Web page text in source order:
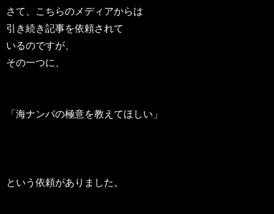
さて、こちらのメディアからは
引き続き記事を依頼されて
いるのですが、
その一つに、
「海ナンパの極意を教えてほしい」
という依頼がありました。